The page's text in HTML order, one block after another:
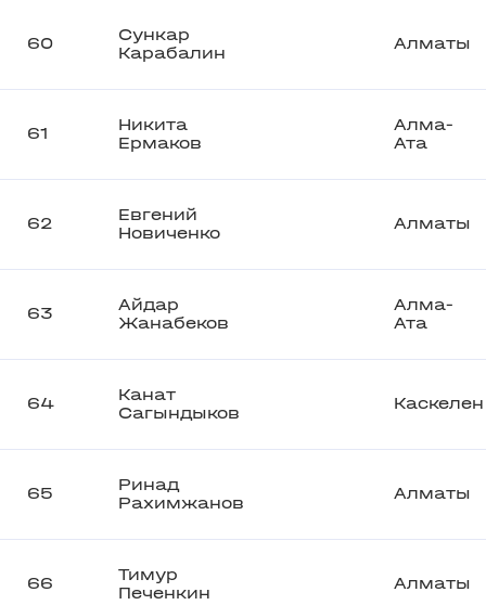
60
Сункар
Карабалин
Алматы
61
Никита
Ермаков
Алма-
Ата
62
Евгений
Новиченко
Алматы
63
Айдар
Жанабеков
Алма-
Ата
64
Канат
Сагындыков
Каскелен
65
Ринад
Рахимжанов
Алматы
66
Тимур
Печенкин
Алматы